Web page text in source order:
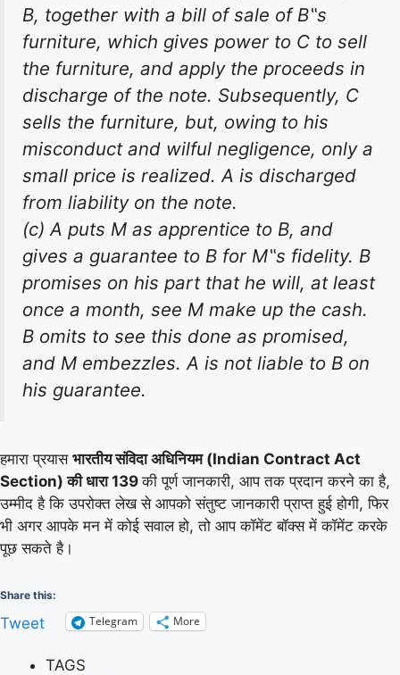
B, together with a bill of sale of B‟s
furniture, which gives power to C to sell
the furniture, and apply the proceeds in
discharge of the note. Subsequently, C
sells the furniture, but, owing to his
misconduct and wilful negligence, only a
small price is realized. A is discharged
from liability on the note.
(c) A puts M as apprentice to B, and
gives a guarantee to B for M‟s fidelity. B
promises on his part that he will, at least
once a month, see M make up the cash.
B omits to see this done as promised,
and M embezzles. A is not liable to B on
his guarantee.
हमारा प्रयास भारतीय संविदा अधिनियम (Indian Contract Act
Section) की धारा 139की पूर्ण जानकारी, आप तक प्रदान करने का है,
उम्मीद है कि उपरोक्त लेख से आपको संतुष्ट जानकारी प्राप्त हुई होगी, फिर
भी अगर आपके मन में कोई सवाल हो, तो आप कॉमेंट बॉक्स में कॉमेंट करके
पूछ सकते है।
Share this:
Tweet Telegram More
TAGS